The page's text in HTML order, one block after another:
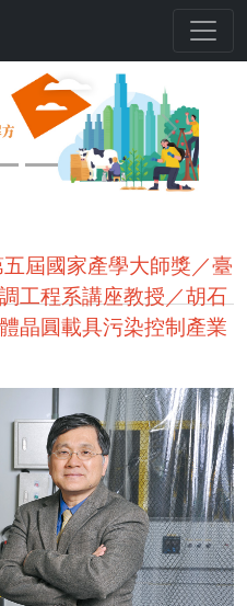
Next
屆國家產學大師獎／臺
工程系講座教授／胡石
晶圓載具污染控制產業